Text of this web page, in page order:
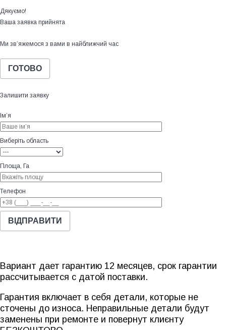
Дякуємо!
Ваша заявка прийнята
Ми зв’яжемося з вами в найближчий час
ГОТОВО
Залишити заявку
Ім’я
Виберіть область
Площа, Га
Телефон
Вариант дает гарантию 12 месяцев, срок гарантии
рассчитывается с датой поставки.
Гарантия включает в себя детали, которые не
сточены до износа. Неправильные детали будут
заменены при ремонте и повернут клиєнту